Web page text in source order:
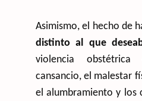
Asimismo, el hecho de
distinto al que
violencia obstétrica
cansancio, el malestar
el alumbramiento y los